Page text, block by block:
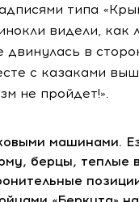
типа
видели,
двинулась в
с казаками
не пройдет!».
машинами.
берцы, теплые